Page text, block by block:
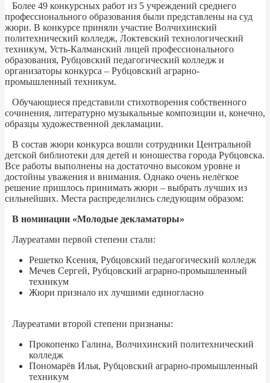
Более 49 конкурсных работ из 5 учреждений среднего
профессионального образования были представлены на суд
жюри. В конкурсе приняли участие Волчихинский
политехнический колледж, Локтевский технологический
техникум, Усть-Калманский лицей профессионального
образования, Рубцовский педагогический колледж и
организаторы конкурса – Рубцовский аграрно-
промышленный техникум.
Обучающиеся представили стихотворения собственного
сочинения, литературно музыкальные композиции и, конечно,
образцы художественной декламации.
В состав жюри конкурса вошли сотрудники Центральной
детской библиотеки для детей и юношества города Рубцовска.
Все работы выполнены на достаточно высоком уровне и
достойны уважения и внимания. Однако очень нелёгкое
решение пришлось принимать жюри – выбрать лучших из
сильнейших. Места распределились следующим образом:
В номинации «Молодые декламаторы»
Лауреатами первой степени стали:
Решетко Ксения, Рубцовский педагогический колледж
Мечев Сергей, Рубцовский аграрно-промышленный
техникум
Жюри признало их лучшими единогласно
Лауреатами второй степени признаны:
Прокопенко Галина, Волчихинский политехнический
колледж
Пономарёв Илья, Рубцовский аграрно-промышленный
техникум